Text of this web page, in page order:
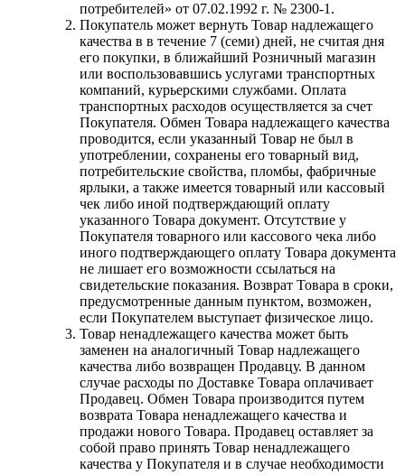
потребителей» от 07.02.1992 г. № 2300-1.
Покупатель может вернуть Товар надлежащего
качества в в течение 7 (семи) дней, не считая дня
его покупки, в ближайший Розничный магазин
или воспользовавшись услугами транспортных
компаний, курьерскими службами. Оплата
транспортных расходов осуществляется за счет
Покупателя. Обмен Товара надлежащего качества
проводится, если указанный Товар не был в
употреблении, сохранены его товарный вид,
потребительские свойства, пломбы, фабричные
ярлыки, а также имеется товарный или кассовый
чек либо иной подтверждающий оплату
указанного Товара документ. Отсутствие у
Покупателя товарного или кассового чека либо
иного подтверждающего оплату Товара документа
не лишает его возможности ссылаться на
свидетельские показания. Возврат Товара в сроки,
предусмотренные данным пунктом, возможен,
если Покупателем выступает физическое лицо.
Товар ненадлежащего качества может быть
заменен на аналогичный Товар надлежащего
качества либо возвращен Продавцу. В данном
случае расходы по Доставке Товара оплачивает
Продавец. Обмен Товара производится путем
возврата Товара ненадлежащего качества и
продажи нового Товара. Продавец оставляет за
собой право принять Товар ненадлежащего
качества у Покупателя и в случае необходимости